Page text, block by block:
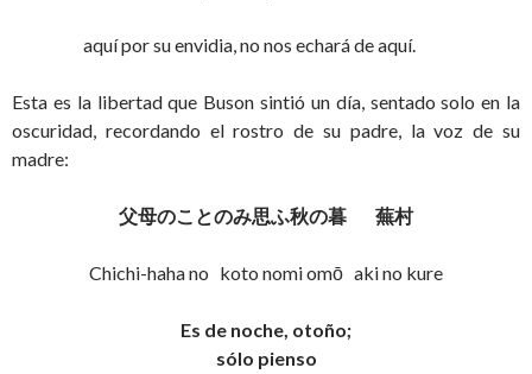
aquí por su envidia, no nos echará de aquí.
Esta es la libertad que Buson sintió un día, sentado solo en la
oscuridad, recordando el rostro de su padre, la voz de su
madre:
父母のことのみ思ふ秋の暮 蕪村
Chichi-haha no koto nomi omō aki no kure
Es de noche, otoño;
sólo pienso